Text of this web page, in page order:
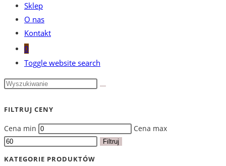
Sklep
O nas
Kontakt
0
Toggle website search
FILTRUJ CENY
Cena min Cena max
Filtruj
KATEGORIE PRODUKTÓW